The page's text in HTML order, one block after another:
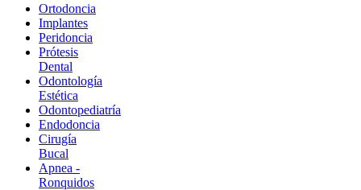
Ortodoncia
Implantes
Peridoncia
Prótesis
Dental
Odontología
Estética
Odontopediatría
Endodoncia
Cirugía
Bucal
Apnea -
Ronquidos